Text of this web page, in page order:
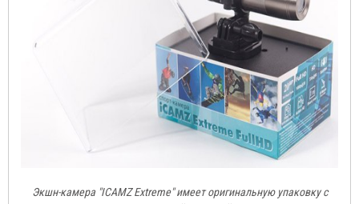
Экшн-камера "ICAMZ Extreme" имеет оригинальную упаковку с